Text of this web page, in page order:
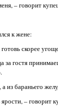
– говорит
к жене:
скорее
за гостя
из бараньего
–